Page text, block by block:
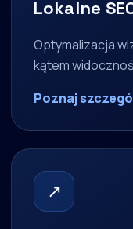
Lokalne
Optymalizacja
kątem
Poznaj
↗